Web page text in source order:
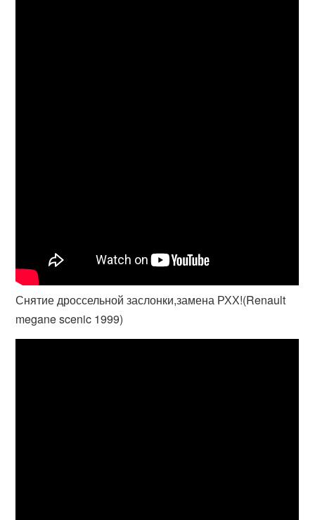
Снятие дроссельной заслонки,замена РХХ!(Renault
megane scenic 1999)